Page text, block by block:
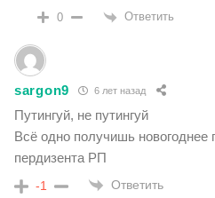
0 Ответить
sargon9 6 лет назад
Путингуй, не путингуй
Всё одно получишь новогоднее
пердизента РП
-1 Ответить